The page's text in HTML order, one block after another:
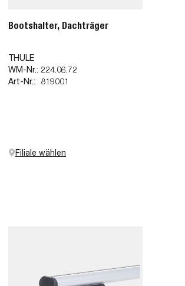
Bootshalter, Dachträger
THULE
WM-Nr.: 224.06.72
Art-Nr.:
819001
Filiale wählen